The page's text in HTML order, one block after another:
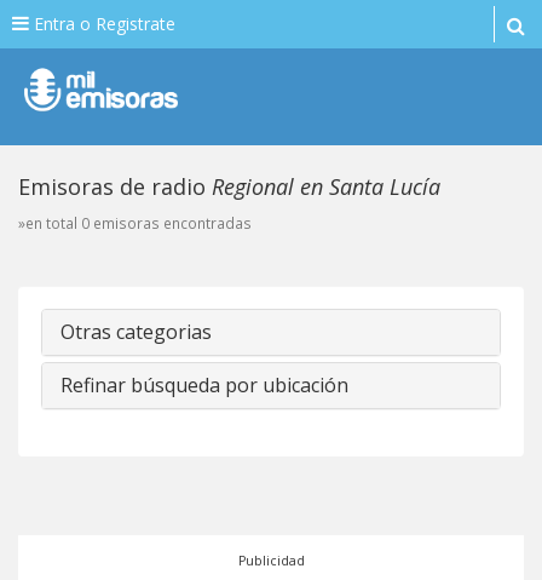
Entra o Registrate
Emisoras de radio Regional en Santa Lucía
»en total 0 emisoras encontradas
Otras categorias
Refinar búsqueda por ubicación
Publicidad